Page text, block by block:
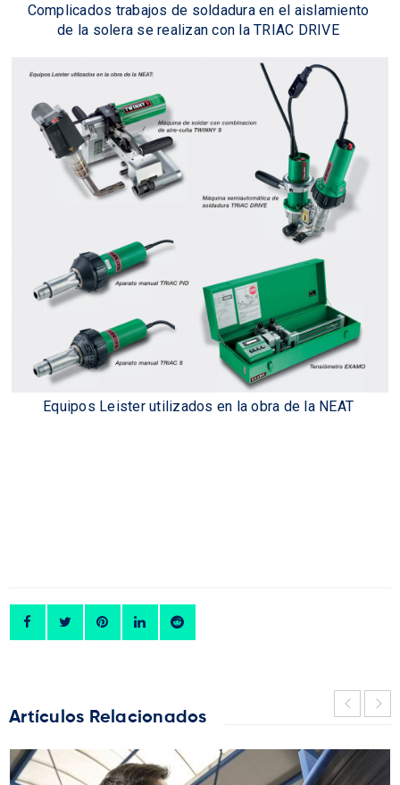
Complicados trabajos de soldadura en el aislamiento
de la solera se realizan con la TRIAC DRIVE
Equipos Leister utilizados en la obra de la NEAT
Artículos Relacionados